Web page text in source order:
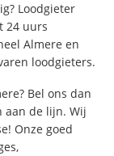
Loodgieter
24 uurs
Almere en
loodgieters.
Bel ons dan
aan de lijn. Wij
Onze goed